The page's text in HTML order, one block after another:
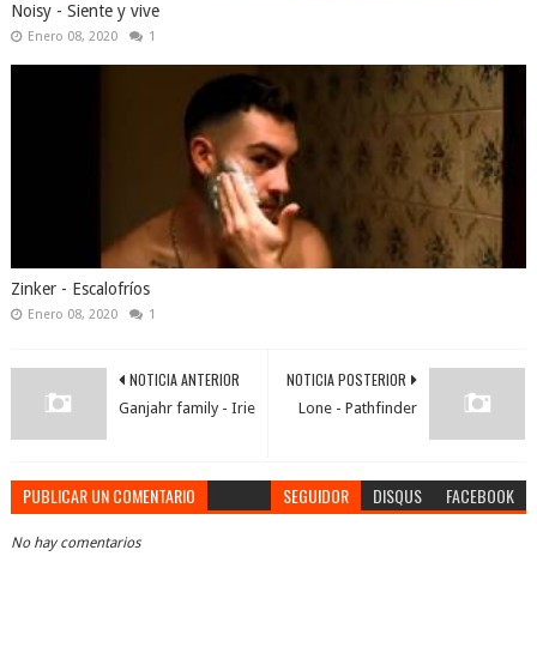
Noisy - Siente y vive
Enero 08, 2020 1
Zinker - Escalofríos
Enero 08, 2020 1
NOTICIA POSTERIOR
Lone - Pathfinder
NOTICIA ANTERIOR
Ganjahr family - Irie
PUBLICAR UN COMENTARIO SEGUIDOR DISQUS FACEBOOK
No hay comentarios